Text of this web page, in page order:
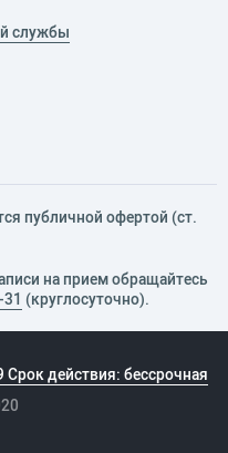
службы
публичной офертой (ст.
на прием обращайтесь
(круглосуточно).
действия: бессрочная